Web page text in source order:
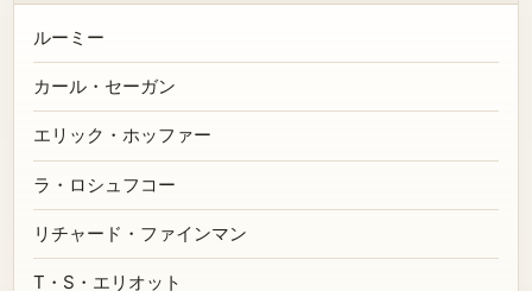
ルーミー
カール・セーガン
エリック・ホッファー
ラ・ロシュフコー
リチャード・ファインマン
T・S・エリオット